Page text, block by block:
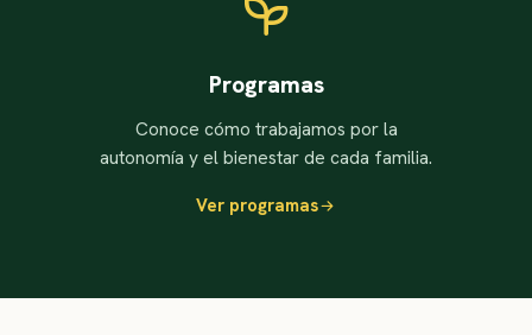
Programas
Conoce cómo trabajamos por la
autonomía y el bienestar de cada familia.
Ver programas